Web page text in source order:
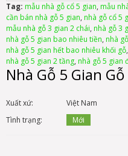
Tag: mẫu nhà gỗ cổ 5 gian, mẫu
cần bán nhà gỗ 5 gian, nhà gỗ cổ 5
mẫu nhà gỗ 3 gian 2 chái, nhà gỗ 3
nhà gỗ 5 gian bao nhiêu tiền, nhà
nhà gỗ 5 gian hết bao nhiêu khối gỗ,
nhà gỗ 5 gian 2 tầng, nhà gỗ 5 gian
Nhà Gỗ 5 Gian
Xuất xứ:
Việt Nam
Tình trạng:
Mới